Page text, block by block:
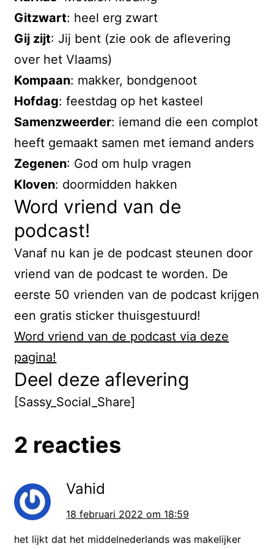
Karel de Grote, ook wel bekend als
Charlemagne of Charlemagne. Deze
koning van de Franken lukte het om
aan het begin van de
middeleeuwen, rond het jaar 800,
een enorm groot rijk in West-Europa
te veroveren. Het Frankische Rijk
had grondgebied van het huidige
Spanje in het westen tot het huidige
Duitsland in het oosten en Italië in
het zuiden.
Ook het huidige Nederland was
onderdeel van het rijk van Karel de
Grote. Toen Karel de Grote nog
leefde was hij al beroemd en er
werden veel spannende verhalen
over hem geschreven. Na zijn dood
werd hij nog meer vereerd en
werden de verhalen nog verder
1270 een verhaal geschreven met
Karel de Grote in de hoofdrol. Dat is
dus meer dan 400 jaar na de dood
van Karel de Grote. Het verhaal
Gitzwart: heel erg zwart
Gij zijt: Jij bent (zie ook de aflevering
over het Vlaams)
Kompaan: makker, bondgenoot
Hofdag: feestdag op het kasteel
Samenzweerder: iemand die een complot
heeft gemaakt samen met iemand anders
Zegenen: God om hulp vragen
Kloven: doormidden hakken
Word vriend van de
podcast!
Vanaf nu kan je de podcast steunen door
vriend van de podcast te worden. De
eerste 50 vrienden van de podcast krijgen
een gratis sticker thuisgestuurd!
Word vriend van de podcast via deze
pagina!
Deel deze aflevering
[Sassy_Social_Share]
2 reacties
Vahid
18 februari 2022 om 18:59
het lijkt dat het middelnederlands was makelijker